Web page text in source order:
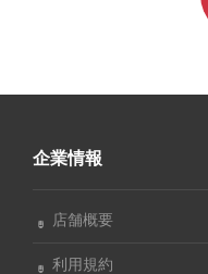
企業情報
店舗概要
利用規約